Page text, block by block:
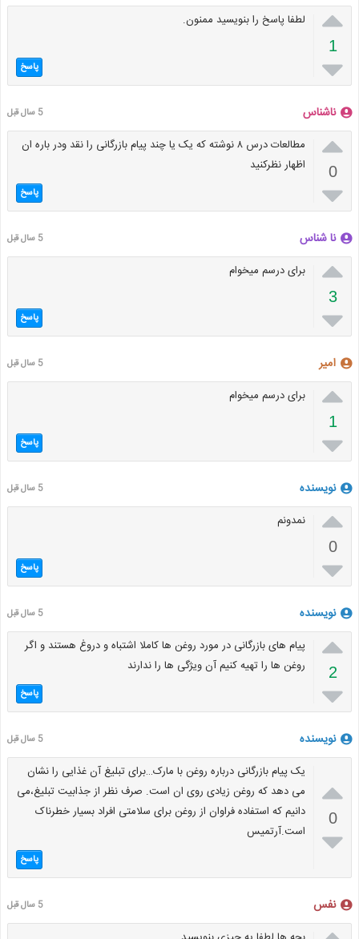

1

لطفا پاسخ را بنویسید ممنون.
پاسخ
ناشناس 5 سال قبل

0

مطالعات درس ۸ نوشته که یک یا چند پیام بازرگانی را نقد ودر باره ان
اظهار نظرکنید
پاسخ
نا شناس 5 سال قبل

3

برای درسم میخوام
پاسخ
امیر 5 سال قبل

1

برای درسم میخوام
پاسخ
نویسنده 5 سال قبل

0

نمدونم
پاسخ
نویسنده 5 سال قبل

2

پیام های بازرگانی در مورد روغن ها کاملا اشتباه و دروغ هستند و اگر
روغن ها را تهیه کنیم آن ویژگی ها را ندارند
پاسخ
نویسنده 5 سال قبل

0

یک پیام بازرگانی درباره روغن با مارک…برای تبلیغ آن غذایی را نشان
می دهد که روغن زیادی روی ان است. صرف نظر از جذابیت تبلیغ،می
دانیم که استفاده فراوان از روغن برای سلامتی افراد بسیار خطرناک
است.آرتمیس
پاسخ
نفس 5 سال قبل